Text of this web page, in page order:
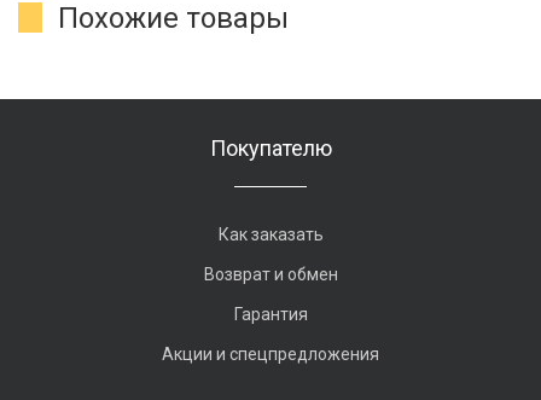
Похожие товары
Покупателю
Как заказать
Возврат и обмен
Гарантия
Акции и спецпредложения